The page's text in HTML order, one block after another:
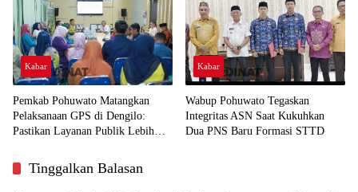
Kabar
Pemkab Pohuwato Matangkan
Pelaksanaan GPS di Dengilo:
Pastikan Layanan Publik Lebih
Kabar
Wabup Pohuwato Tegaskan
Integritas ASN Saat Kukuhkan
Dua PNS Baru Formasi STTD
Tinggalkan Balasan